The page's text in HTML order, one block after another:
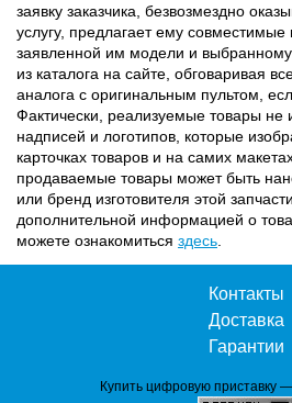
заявку заказчика, безвозмездно
услугу, предлагает ему
заявленной им модели и
из каталога на сайте, обговаривая
аналога с оригинальным пультом,
Фактически, реализуемые товары
надписей и логотипов, которые
карточках товаров и на самих
продаваемые товары может быть
или бренд изготовителя этой
дополнительной информацией о
можете ознакомиться здесь
Контакты
Доставка
Гарантии
Купить цифровую приставку —